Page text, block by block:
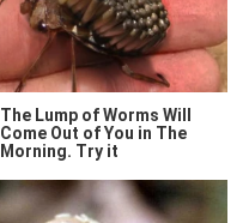
The Lump of Worms Will
Come Out of You in The
Morning. Try it